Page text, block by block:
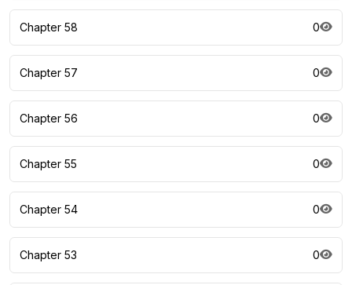
Chapter 58 0
Chapter 57 0
Chapter 56 0
Chapter 55 0
Chapter 54 0
Chapter 53 0